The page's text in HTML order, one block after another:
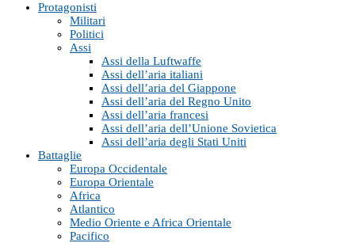
Protagonisti
Militari
Politici
Assi
Assi della Luftwaffe
Assi dell’aria italiani
Assi dell’aria del Giappone
Assi dell’aria del Regno Unito
Assi dell’aria francesi
Assi dell’aria dell’Unione Sovietica
Assi dell’aria degli Stati Uniti
Battaglie
Europa Occidentale
Europa Orientale
Africa
Atlantico
Medio Oriente e Africa Orientale
Pacifico